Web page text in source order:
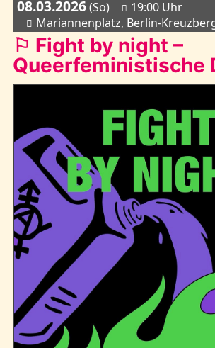
Blog
Media
Archiv
Links
Kontakt
08.03.2026(So)
19:00 Uhr
Mariannenplatz, Berlin-
⚐ Fight by night –
Queerfeministische